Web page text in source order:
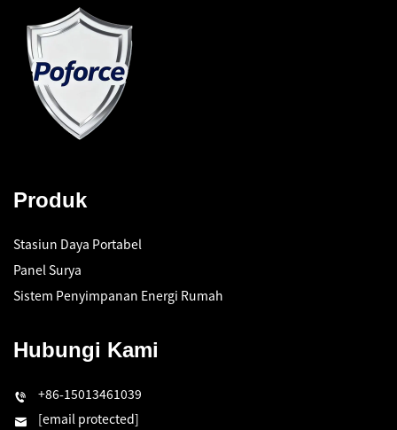
Produk
Stasiun Daya Portabel
Panel Surya
Sistem Penyimpanan Energi Rumah
Hubungi Kami
+86-15013461039
[email protected]